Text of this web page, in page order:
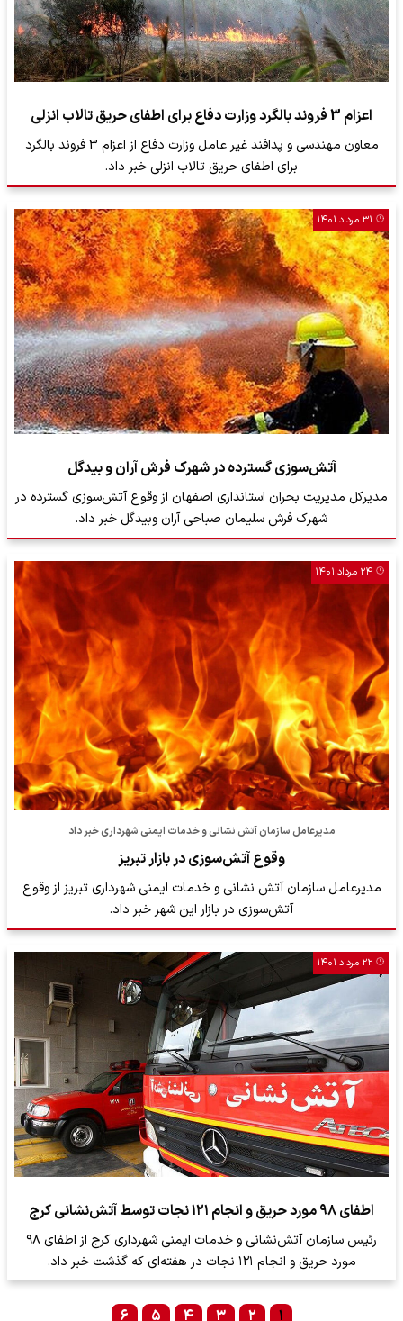
اعزام 3 فروند بالگرد وزارت دفاع برای اطفای حریق تالاب انزلی
معاون مهندسی و پدافند غیر عامل وزارت دفاع از اعزام 3 فروند بالگرد
برای اطفای حریق تالاب انزلی خبر داد.
۳۱ مرداد ۱۴۰۱
آتش‌سوزی گسترده در شهرک فرش آران و بیدگل
مدیرکل مدیریت بحران استانداری اصفهان از وقوع آتش‌سوزی گسترده در
شهرک فرش سلیمان صباحی آران وبیدگل خبر داد.
۲۴ مرداد ۱۴۰۱
مدیرعامل سازمان آتش نشانی و خدمات ایمنی شهرداری خبر داد
وقوع آتش‌سوزی در بازار تبریز
مدیرعامل سازمان آتش نشانی و خدمات ایمنی شهرداری تبریز از وقوع
آتش‌سوزی در بازار این شهر خبر داد.
۲۲ مرداد ۱۴۰۱
اطفای ۹۸ مورد حریق و انجام ۱۲۱ نجات توسط آتش‌نشانی کرج
رئیس سازمان آتش‌نشانی و خدمات ایمنی شهرداری کرج از اطفای ۹۸
مورد حریق و انجام ۱۲۱ نجات در هفته‌ای که گذشت خبر داد.
۱ ۲ ۳ ۴ ۵ ۶